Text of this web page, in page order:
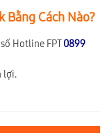
Bằng Cách Nào?
Hotline FPT0899
lợi.